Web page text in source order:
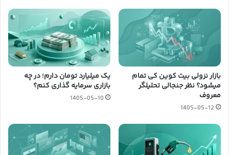
بازار نزولی بیت کوین کی تمام
میشود؟ نظر جنجالی تحلیلگر
معروف
1405-05-12
یک میلیارد تومان دارم؛ در چه
بازاری سرمایه گذاری کنم؟
1405-05-10